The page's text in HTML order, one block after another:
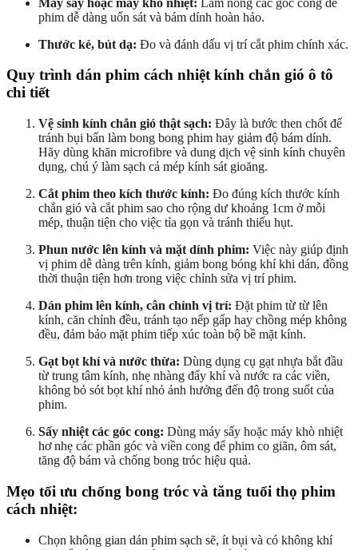
phim dễ dàng uốn sát và bám dính hoàn hảo.
Thước kẻ, bút dạ: Đo và đánh dấu vị trí cắt phim chính xác.
Quy trình dán phim cách nhiệt kính chắn gió ô tô
chi tiết
Vệ sinh kính chắn gió thật sạch: Đây là bước then chốt để
tránh bụi bẩn làm bong bong phim hay giảm độ bám dính.
Hãy dùng khăn microfibre và dung dịch vệ sinh kính chuyên
dụng, chú ý làm sạch cả mép kính sát gioăng.
Cắt phim theo kích thước kính: Đo đúng kích thước kính
chắn gió và cắt phim sao cho rộng dư khoảng 1cm ở mỗi
mép, thuận tiện cho việc tỉa gọn và tránh thiếu hụt.
Phun nước lên kính và mặt dính phim: Việc này giúp định
vị phim dễ dàng trên kính, giảm bong bóng khí khi dán, đồng
thời thuận tiện hơn trong việc chỉnh sửa vị trí phim.
Dán phim lên kính, cân chỉnh vị trí: Đặt phim từ từ lên
kính, căn chỉnh đều, tránh tạo nếp gấp hay chồng mép không
đều, đảm bảo mặt phim tiếp xúc toàn bộ bề mặt kính.
Gạt bọt khí và nước thừa: Dùng dụng cụ gạt nhựa bắt đầu
từ trung tâm kính, nhẹ nhàng đẩy khí và nước ra các viền,
không bỏ sót bọt khí nhỏ ảnh hưởng đến độ trong suốt của
phim.
Sấy nhiệt các góc cong: Dùng máy sấy hoặc máy khò nhiệt
hơ nhẹ các phần góc và viền cong để phim co giãn, ôm sát,
tăng độ bám và chống bong tróc hiệu quả.
Mẹo tối ưu chống bong tróc và tăng tuổi thọ phim
cách nhiệt:
Chọn không gian dán phim sạch sẽ, ít bụi và có không khí